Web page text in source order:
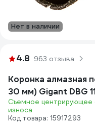
Нет в наличии
4.8 963 отзыва
Коронка алмазная
30 мм) Gigant DBG
Съемное центрирующее
износа
Код товара: 15917293